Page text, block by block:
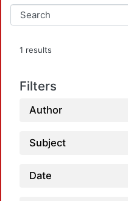
1 results
Filters
Author
Subject
Date